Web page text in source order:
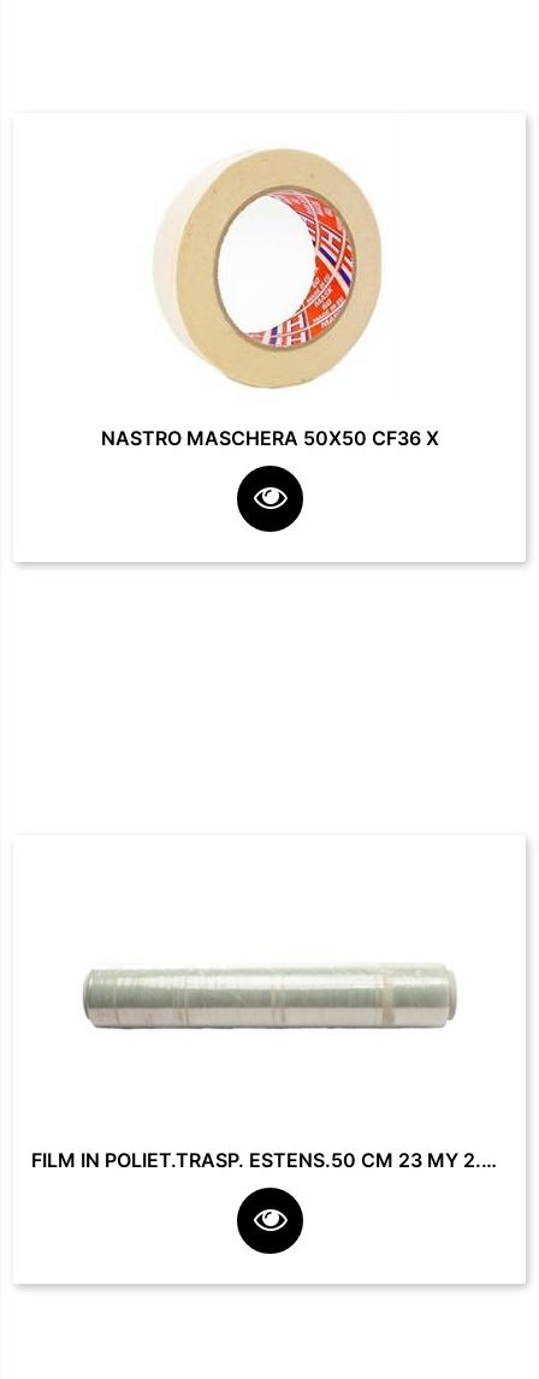
NASTRO MASCHERA 50X50 CF36 X
FILM IN POLIET.TRASP. ESTENS.50 CM 23 MY 2.2 KG **